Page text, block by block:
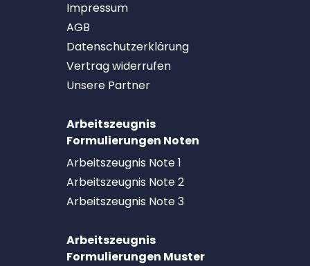
Impressum
AGB
Datenschutzerklärung
Vertrag widerrufen
Unsere Partner
Arbeitszeugnis
Formulierungen Noten
Arbeitszeugnis Note 1
Arbeitszeugnis Note 2
Arbeitszeugnis Note 3
Arbeitszeugnis
Formulierungen Muster